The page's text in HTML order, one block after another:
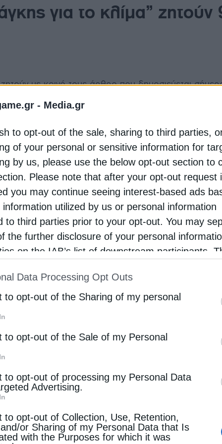
- Media.gr
to opt-out of the sale, sharing to third parties,
of your personal or sensitive information for
by us, please use the below opt-out section to
Please note that after your opt-out request
you may continue seeing interest-based ads
information utilized by us or personal information
to third parties prior to your opt-out. You may
the further disclosure of your personal
on the IAB’s list of downstream participants.
of Downstream Participantsthat may further
parties.
Data Processing Opt Outs
to opt-out of the Sharing of my personal
to opt-out of the Sale of my Personal
to opt-out of processing my Personal Data
Advertising.
to opt-out of Collection, Use, Retention,
or Sharing of my Personal Data that Is
with the Purposes for which it was
για το κλίμα” ζητούν
με κοινό τους άρθρο που δημοσιεύεται
κυρίως από τον χώρο της κλιματολογίας, όπως
τραυματισμένοι από τις ημέρες ακραίας ζέστης
με το οποίο οι 99 επιστήμονες κρούουν τον κώδωνα
αντιμετώπιση της υπερθέρμανσης του πλανήτη, η
των καυσώνων.
αλλαγής από πρώτο χέρι», αναφέρει το
την αντιμετώπιση της κλιματικής κρίσης είναι
αυτού του νόμου θα πρέπει να είναι η
εταιρειών άμεσα ή έμμεσα, στην ανάπτυξη
οι υπογράφοντες. Κατηγορούν για
TotalEnergies,επισημαίνοντας ότι «στις 24 Ιουνίου
ανακοίνωσε τη συμμετοχή της της σε ένα νέο
για το κλίμα έχουν διαταράξει το σχετικά
οι συγγραφείς του άρθρου, επισημαίνοντας
το να γίνει ακατοίκητος για μεγάλα τμήματα της
ένα πράσινο ταμείο για τη χρηματοδότηση έργων
οικολογικής μετάβασης. Τα επαναλαμβανόμενα
που προκαλείται κυρίως από την καύση
το άρθρο τονίζοντας ότι εφεξής τα
διάρκειας και πιο έντονα.